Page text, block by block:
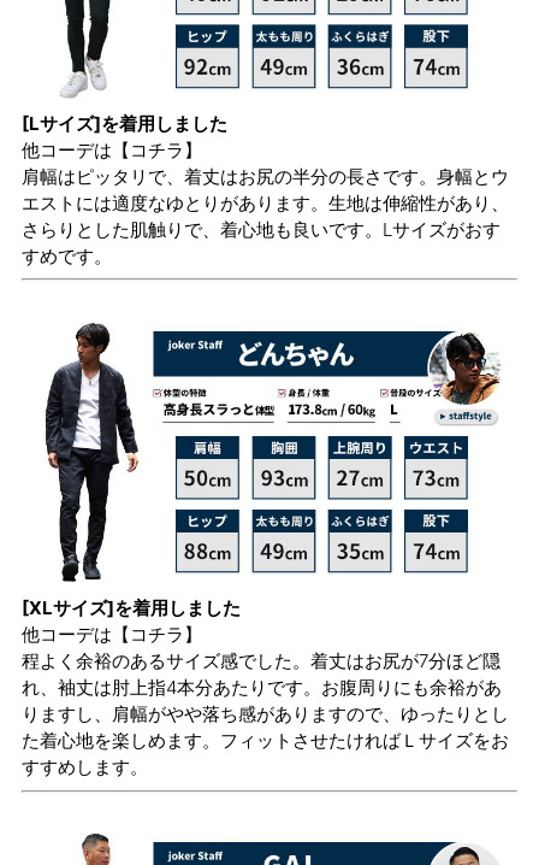
[Lサイズ]を着用しました
他コーデは 【コチラ】
肩幅はピッタリで、着丈はお尻の半分の長さです。身幅とウ
エストには適度なゆとりがあります。生地は伸縮性があり、
さらりとした肌触りで、着心地も良いです。Lサイズがおす
すめです。
[XLサイズ]を着用しました
他コーデは 【コチラ】
程よく余裕のあるサイズ感でした。着丈はお尻が7分ほど隠
れ、袖丈は肘上指4本分あたりです。お腹周りにも余裕があ
りますし、肩幅がやや落ち感がありますので、ゆったりとし
た着心地を楽しめます。フィットさせたければＬサイズをお
すすめします。